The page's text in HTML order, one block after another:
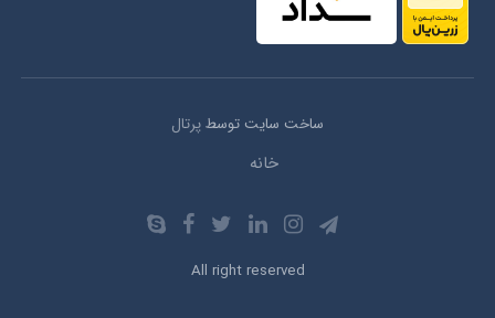
ساخت سایت توسطپرتال
خانه
All right reserved